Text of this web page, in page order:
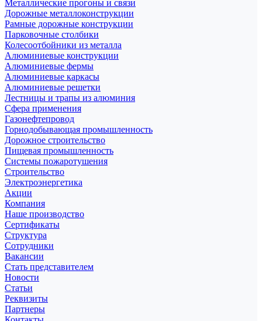
Металлические прогоны и связи
Дорожные металлоконструкции
Рамные дорожные конструкции
Парковочные столбики
Колесоотбойники из металла
Алюминиевые конструкции
Алюминиевые фермы
Алюминиевые каркасы
Алюминиевые решетки
Лестницы и трапы из алюминия
Сфера применения
Газонефтепровод
Горнодобывающая промышленность
Дорожное строительство
Пищевая промышленность
Системы пожаротушения
Строительство
Электроэнергетика
Акции
Компания
Наше производство
Сертификаты
Структура
Сотрудники
Вакансии
Стать представителем
Новости
Статьи
Реквизиты
Партнеры